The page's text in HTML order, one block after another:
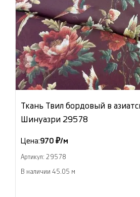
Ткань Твил бордовый в
Шинуазри 29578
Цена:970 ₽/м
Артикул: 29578
В наличии 45.05 м